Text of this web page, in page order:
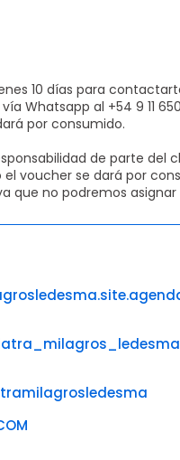
10 días para
Whatsapp al +54 9 11
por consumido.
de parte del
voucher se dará por
que no podremos